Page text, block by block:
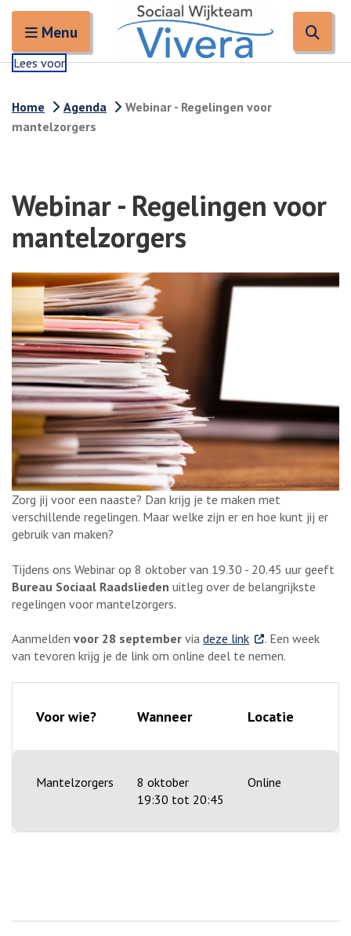
Open en sluit het
Menu
Lees voor
Home Agenda
Webinar - Regelingen voor
mantelzorgers
Webinar - Regelingen voor
mantelzorgers
Zorg jij voor een naaste? Dan krijg je te maken met
verschillende regelingen. Maar welke zijn er en hoe kunt jij er
gebruik van maken?
Tijdens ons Webinar op 8 oktober van 19.30 - 20.45 uur geeft
Bureau Sociaal Raadslieden uitleg over de belangrijkste
regelingen voor mantelzorgers.
Aanmelden voor 28 september via deze link. Externe link
. Een week
van tevoren krijg je de link om online deel te nemen.
Voor wie? Wanneer Locatie
Mantelzorgers
8 oktober
19:30 tot 20:45
Online